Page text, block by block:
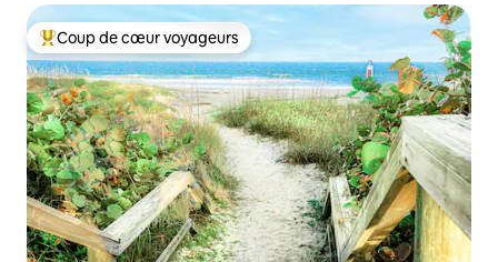
Coups de cœur voyageurs les plus appréciés
Coup de cœur voyageurs